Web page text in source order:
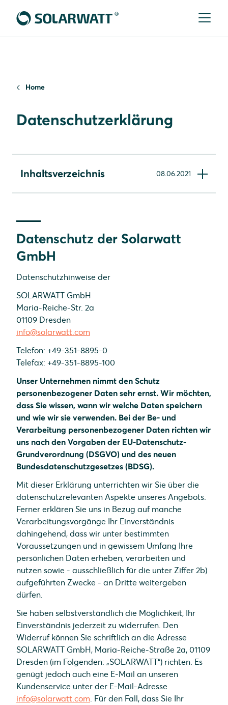
Home
Datenschutzerklärung
Inhaltsverzeichnis 08.06.2021
Datenschutzhinweise für unsere Social Media-
und Bewerber-Webseiten
Datenschutz der Solarwatt
GmbH
Datenschutzhinweise der
SOLARWATT GmbH
Maria-Reiche-Str. 2a
01109 Dresden
info@solarwatt.com
Telefon: +49-351-8895-0
Telefax: +49-351-8895-100
Unser Unternehmen nimmt den Schutz
personenbezogener Daten sehr ernst. Wir möchten,
dass Sie wissen, wann wir welche Daten speichern
und wie wir sie verwenden. Bei der Be- und
Verarbeitung personenbezogener Daten richten wir
uns nach den Vorgaben der EU-Datenschutz-
Grundverordnung (DSGVO) und des neuen
Bundesdatenschutzgesetzes (BDSG).
Mit dieser Erklärung unterrichten wir Sie über die
datenschutzrelevanten Aspekte unseres Angebots.
Ferner erklären Sie uns in Bezug auf manche
Verarbeitungsvorgänge Ihr Einverständnis
dahingehend, dass wir unter bestimmten
Voraussetzungen und in gewissem Umfang Ihre
persönlichen Daten erheben, verarbeiten und
nutzen sowie - ausschließlich für die unter Ziffer 2b)
aufgeführten Zwecke - an Dritte weitergeben
dürfen.
Sie haben selbstverständlich die Möglichkeit, Ihr
Einverständnis jederzeit zu widerrufen. Den
Widerruf können Sie schriftlich an die Adresse
SOLARWATT GmbH, Maria-Reiche-Straße 2a, 01109
Dresden (im Folgenden: „SOLARWATT“) richten. Es
genügt jedoch auch eine E-Mail an unseren
Kundenservice unter der E-Mail-Adresse
info@solarwatt.com. Für den Fall, dass Sie Ihr